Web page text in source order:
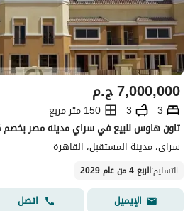
ج.م7,000,000
3
3
150 متر مربع
سراى، مدينة المستقبل، القاهرة
التسليم:الربع 4 من عام 2029
الإيميل اتصل